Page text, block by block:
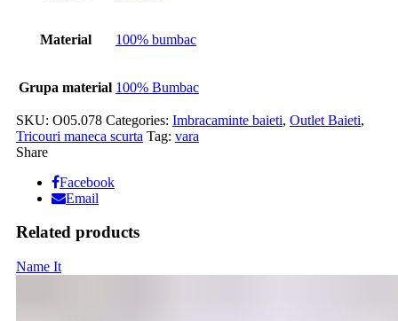
Material 100% bumbac
Grupa material 100% Bumbac
SKU: O05.078 Categories: Imbracaminte baieti, Outlet Baieti,
Tricouri maneca scurta Tag: vara
Share
Facebook
Email
Related products
Name It